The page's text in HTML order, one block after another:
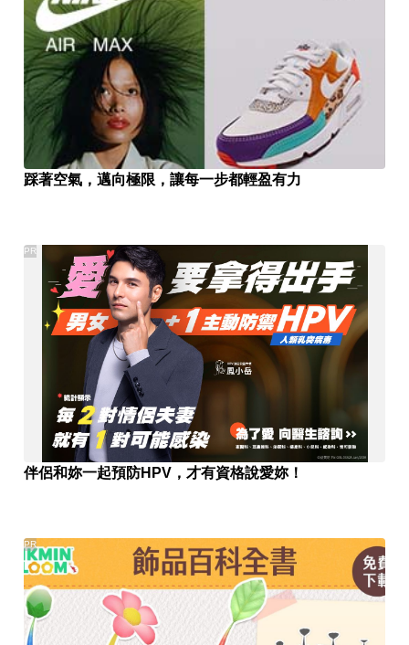
踩著空氣，邁向極限，讓每一步都輕盈有力
伴侶和妳一起預防HPV，才有資格說愛妳！
PR
PR